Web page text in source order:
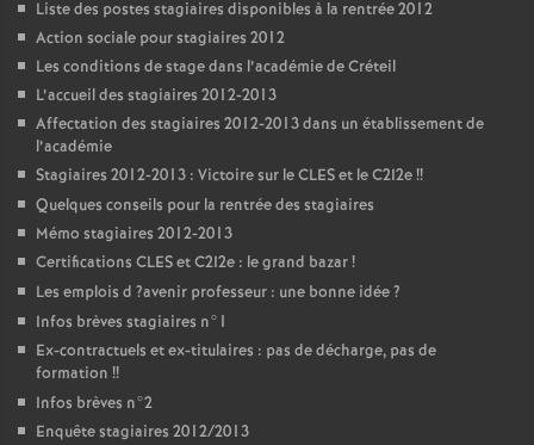
Liste des postes stagiaires disponibles à la rentrée 2012
Action sociale pour stagiaires 2012
Les conditions de stage dans l’académie de Créteil
L’accueil des stagiaires 2012-2013
Affectation des stagiaires 2012-2013 dans un établissement de
l’académie
Stagiaires 2012-2013 : Victoire sur leCLESet le C2I2e!!
Quelques conseils pour la rentrée des stagiaires
Mémo stagiaires 2012-2013
Certifications CLESet C2I2e : le grand bazar!
Les emplois d ?avenir professeur : une bonne idée?
Infos brèves stagiaires n°1
Ex-contractuels et ex-titulaires : pas de décharge, pas de
formation !!
Infos brèves n°2
Enquête stagiaires 2012/2013